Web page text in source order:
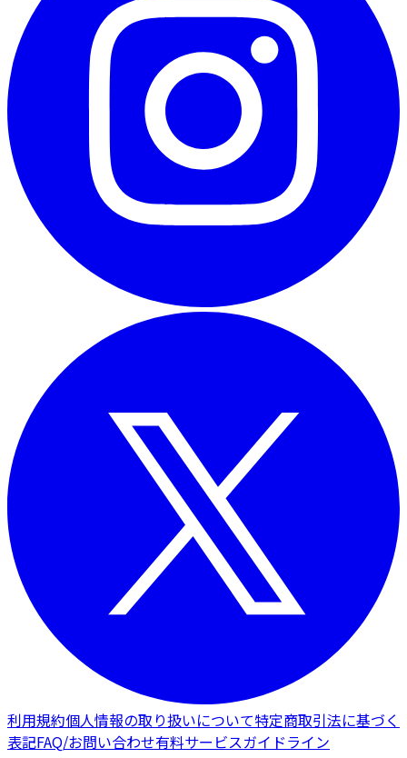
利用規約個人情報の取り扱いについて特定商取引法に基づく
表記FAQ/お問い合わせ有料サービスガイドライン